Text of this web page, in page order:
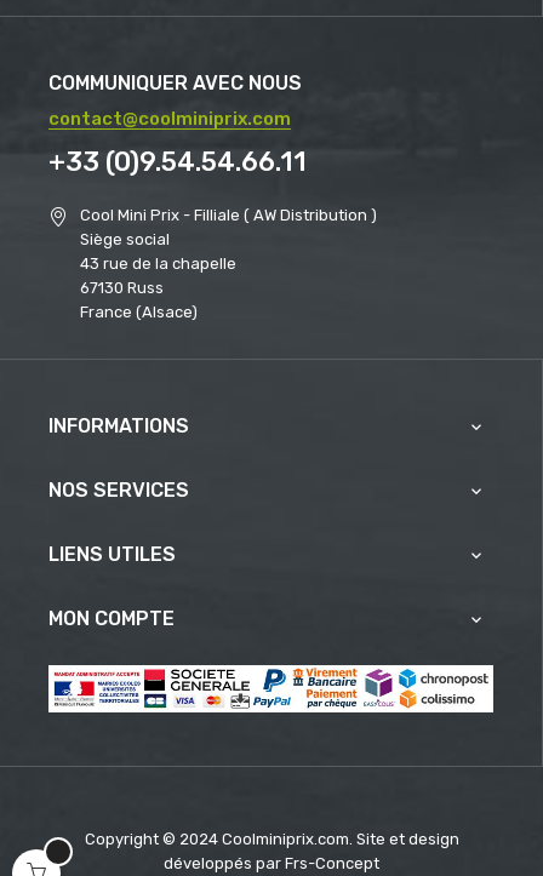
COMMUNIQUER AVEC NOUS
contact@coolminiprix.com
+33 (0)9.54.54.66.11
Cool Mini Prix - Filliale ( AW Distribution )
Siège social
43 rue de la chapelle
67130 Russ
France (Alsace)
INFORMATIONS 
NOS SERVICES 
LIENS UTILES 
MON COMPTE 
Copyright © 2024 Coolminiprix.com. Site et design
développés par Frs-Concept